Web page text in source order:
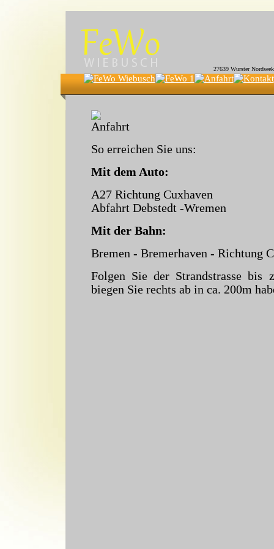
27639 Wurster
So erreichen Sie uns:
Mit dem Auto:
A27 Richtung Cuxhaven
Abfahrt Debstedt -Wremen
Mit der Bahn:
Bremen - Bremerhaven - Richtung
Folgen Sie der Strandstrasse
biegen Sie rechts ab in ca. 200m